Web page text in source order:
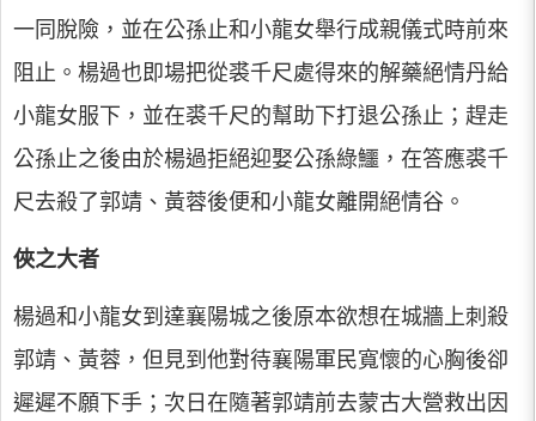
一同脫險，並在公孫止和小龍女舉行成親儀式時前來
阻止。楊過也即場把從裘千尺處得來的解藥絕情丹給
小龍女服下，並在裘千尺的幫助下打退公孫止；趕走
公孫止之後由於楊過拒絕迎娶公孫綠鱷，在答應裘千
尺去殺了郭靖、黃蓉後便和小龍女離開絕情谷。
俠之大者
楊過和小龍女到達襄陽城之後原本欲想在城牆上刺殺
郭靖、黃蓉，但見到他對待襄陽軍民寬懷的心胸後卻
遲遲不願下手；次日在隨著郭靖前去蒙古大營救出因